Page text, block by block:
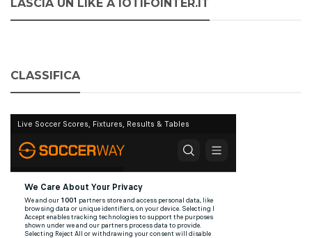
LASCIA UN LIKE A IOTIFOINTER.IT
CLASSIFICA